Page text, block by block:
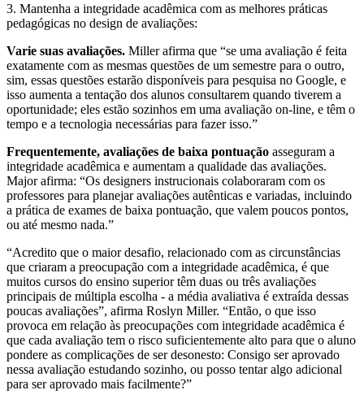
3. Mantenha a integridade acadêmica com as melhores práticas
pedagógicas no design de avaliações:
Varie suas avaliações. Miller afirma que “se uma avaliação é feita
exatamente com as mesmas questões de um semestre para o outro,
sim, essas questões estarão disponíveis para pesquisa no Google, e
isso aumenta a tentação dos alunos consultarem quando tiverem a
oportunidade; eles estão sozinhos em uma avaliação on-line, e têm o
tempo e a tecnologia necessárias para fazer isso.”
Frequentemente, avaliações de baixa pontuação asseguram a
integridade acadêmica e aumentam a qualidade das avaliações.
Major afirma: “Os designers instrucionais colaboraram com os
professores para planejar avaliações autênticas e variadas, incluindo
a prática de exames de baixa pontuação, que valem poucos pontos,
ou até mesmo nada.”
“Acredito que o maior desafio, relacionado com as circunstâncias
que criaram a preocupação com a integridade acadêmica, é que
muitos cursos do ensino superior têm duas ou três avaliações
principais de múltipla escolha - a média avaliativa é extraída dessas
poucas avaliações”, afirma Roslyn Miller. “Então, o que isso
provoca em relação às preocupações com integridade acadêmica é
que cada avaliação tem o risco suficientemente alto para que o aluno
pondere as complicações de ser desonesto: Consigo ser aprovado
nessa avaliação estudando sozinho, ou posso tentar algo adicional
para ser aprovado mais facilmente?”